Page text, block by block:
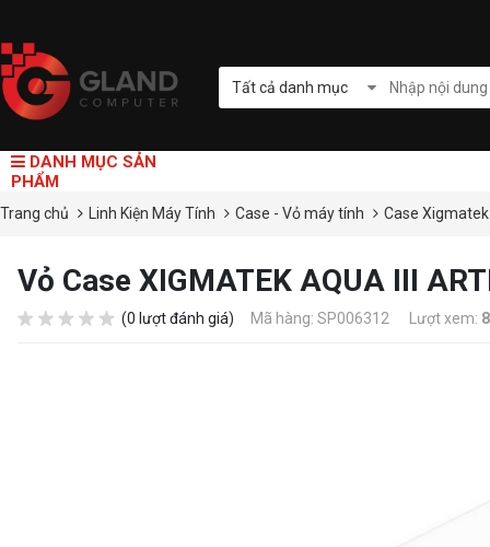
Tất cả danh mục
DANH MỤC SẢN
PHẨM
Trang chủ Linh Kiện Máy Tính Case - Vỏ máy tính Case
Vỏ Case XIGMATEK AQUA III
(0 lượt đánh giá) Mã hàng: SP006312 Lượt xem: